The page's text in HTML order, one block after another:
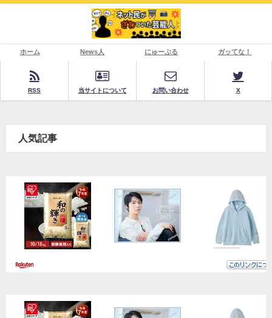
ホーム News人 にゅーぷる ガッてな！
RSS 当サイトについて お問い合わせ X
人気記事